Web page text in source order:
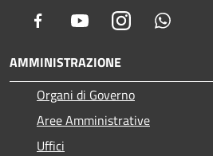
Facebook YoutubeInstagram
AMMINISTRAZIONE
Organi di Governo
Aree Amministrative
Uffici